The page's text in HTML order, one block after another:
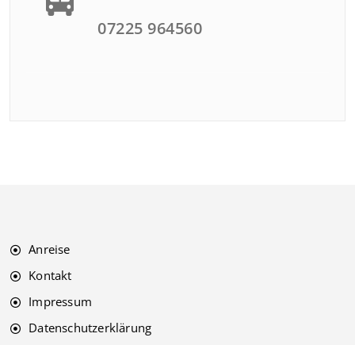
07225 964560
Anreise
Kontakt
Impressum
Datenschutzerklärung